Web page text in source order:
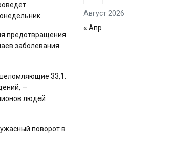
предотвращения
заболевания
33,1.
—
людей
поворот в
Август 2026
« Апр